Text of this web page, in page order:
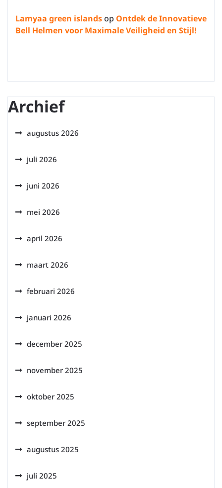
Lamyaa green islandsop Ontdek de Innovatieve
Bell Helmen voor Maximale Veiligheid en Stijl!
Archief
augustus 2026
juli 2026
juni 2026
mei 2026
april 2026
maart 2026
februari 2026
januari 2026
december 2025
november 2025
oktober 2025
september 2025
augustus 2025
juli 2025